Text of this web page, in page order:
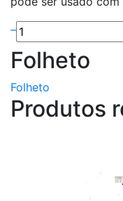
–
Folheto
Folheto
Produtos